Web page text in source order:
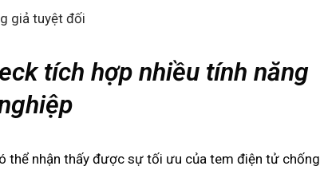
tích hợp nhiều tính năng
thể nhận thấy được sự tối ưu của tem điện tử chống